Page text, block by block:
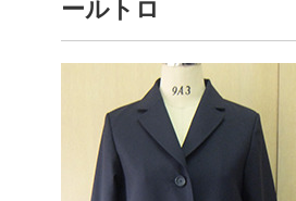
ールトロ